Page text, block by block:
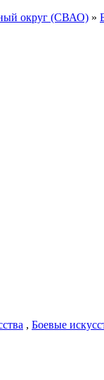
округ (СВАО) »
, Боевые